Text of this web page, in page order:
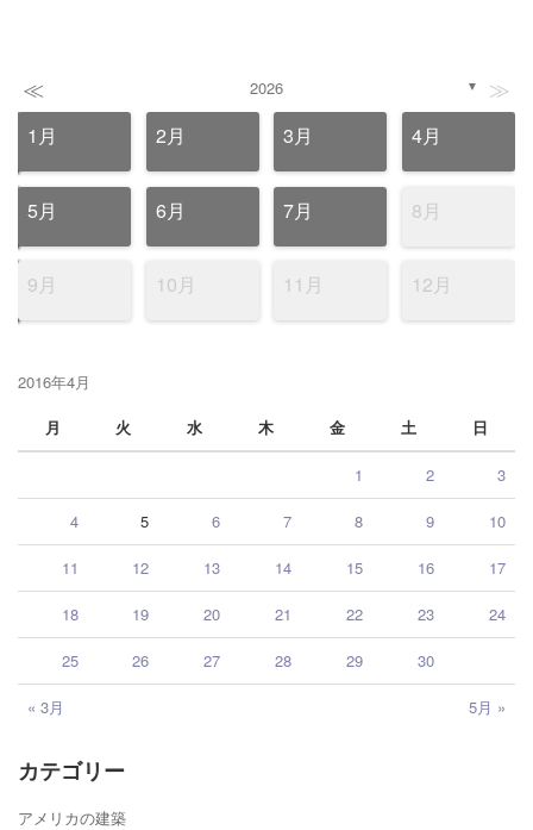
≪ 2026 ▼ ≫
1月 2月 3月 4月
5月 6月 7月 8月
9月 10月 11月 12月
2016年4月
月
火 水 木 金 土 日
« 3月 5月 »
1 2 3
4 5 6 7 8 9 10
11 12 13 14 15 16 17
18 19 20 21 22 23 24
25 26 27 28 29 30
カテゴリー
アメリカの建築